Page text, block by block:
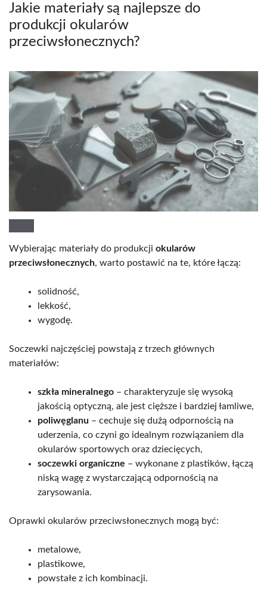
Jakie materiały są najlepsze do
produkcji okularów
przeciwsłonecznych?
Wybierając materiały do produkcji okularów
przeciwsłonecznych, warto postawić na te, które łączą:
solidność,
lekkość,
wygodę.
Soczewki najczęściej powstają z trzech głównych
materiałów:
szkła mineralnego – charakteryzuje się wysoką
jakością optyczną, ale jest cięższe i bardziej łamliwe,
poliwęglanu – cechuje się dużą odpornością na
uderzenia, co czyni go idealnym rozwiązaniem dla
okularów sportowych oraz dziecięcych,
soczewki organiczne – wykonane z plastików, łączą
niską wagę z wystarczającą odpornością na
zarysowania.
Oprawki okularów przeciwsłonecznych mogą być:
metalowe,
plastikowe,
powstałe z ich kombinacji.